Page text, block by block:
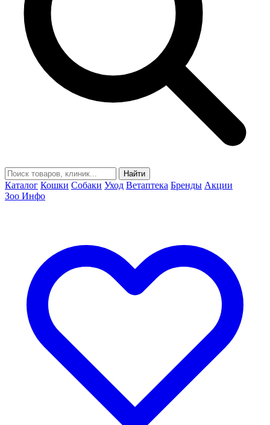
Найти
Каталог Кошки Собаки Уход Ветаптека Бренды Акции
Зоо Инфо